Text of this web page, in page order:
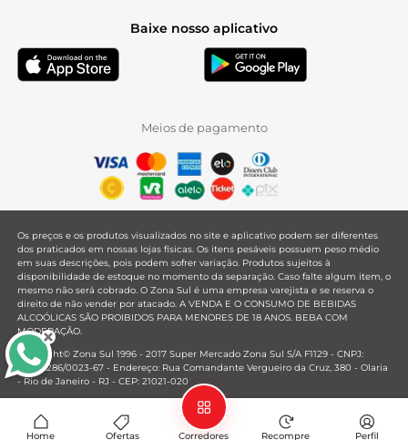
Home Ofertas Corredores Recompre Perfil
Baixe nosso aplicativo
Meios de pagamento
Os preços e os produtos visualizados no site e aplicativo podem ser diferentes
dos praticados em nossas lojas físicas. Os itens pesáveis possuem peso médio
em suas descrições, pois podem sofrer variação. Produtos sujeitos à
disponibilidade de estoque no momento da separação. Caso falte algum item, o
mesmo não será cobrado. O Zona Sul é uma empresa varejista e se reserva o
direito de não vender por atacado. A VENDA E O CONSUMO DE BEBIDAS
ALCOÓLICAS SÃO PROIBIDOS PARA MENORES DE 18 ANOS. BEBA COM
MODERAÇÃO.
Copyright© Zona Sul 1996 - 2017 Super Mercado Zona Sul S/A F1129 - CNPJ:
33.381.286/0023-67 - Endereço: Rua Comandante Vergueiro da Cruz, 380 - Olaria
- Rio de Janeiro - RJ - CEP: 21021-020
Mantido por